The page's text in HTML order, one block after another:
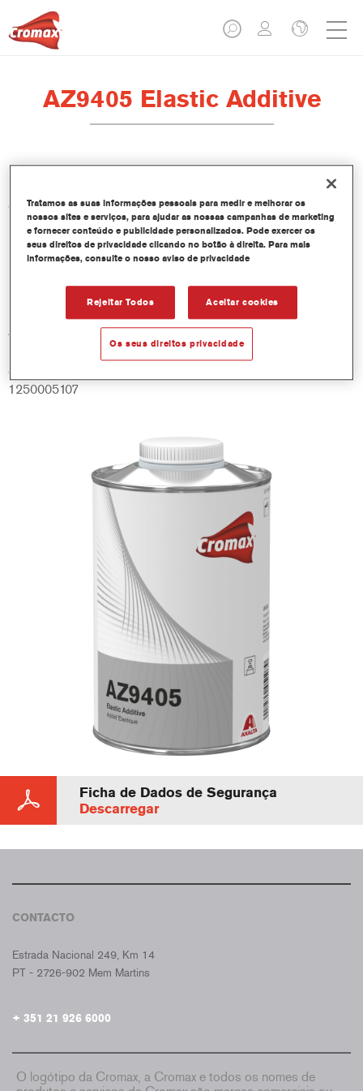
AZ9405 Elastic Additive
Características do produto
Product Variant
Referência do artigo
AZ9405 1.00 LI
GMC
1250005107
Ficha de Dados de Segurança
Descarregar
CONTACTO
Estrada Nacional 249, Km 14
PT - 2726-902 Mem Martins
+ 351 21 926 6000
O logótipo da Cromax, a Cromax e todos os nomes de
Tratamos as suas informações pessoais para medir e melhorar os
nossos sites e serviços, para ajudar as nossas campanhas de marketing
e fornecer conteúdo e publicidade personalizados. Pode exercer os
seus direitos de privacidade clicando no botão à direita. Para mais
informações, consulte o nosso aviso de privacidade
Rejeitar Todos Aceitar cookies
Os seus direitos privacidade